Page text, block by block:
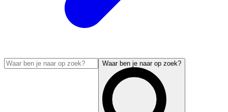
Waar ben je naar op zoek?